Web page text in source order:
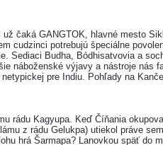
čaká GANGTOK, hlavné mesto
cudzinci potrebujú špeciálne
Sediaci Budha, Bódhisatvovia a
náboženské výjavy a nástroje nás
pre Indiu. Pohľady na
rádu Kagyupa. Keď Číňania
z rádu Gelukpa) utiekol práve
hrá Šarmapa? Lanovkou späť do